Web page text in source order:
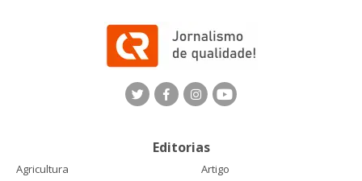
Editorias
Agricultura
Artigo